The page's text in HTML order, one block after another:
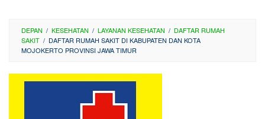
DEPAN / KESEHATAN / LAYANAN KESEHATAN / DAFTAR RUMAH
SAKIT / DAFTAR RUMAH SAKIT DI KABUPATEN DAN KOTA
MOJOKERTO PROVINSI JAWA TIMUR